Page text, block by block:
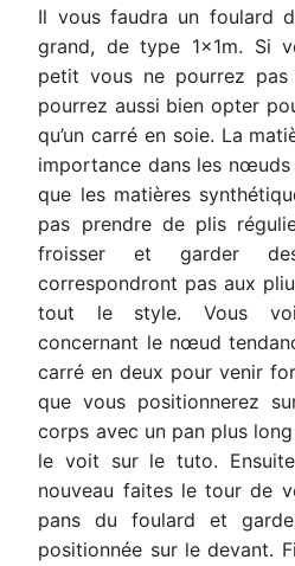
Il vous faudra un foulard
grand, de type 1x1m. Si
petit vous ne pourrez
pourrez aussi bien opter
qu’un carré en soie. La
importance dans les
que les matières
pas prendre de plis
froisser et garder
correspondront pas aux
tout le style. Vous
concernant le nœud
carré en deux pour venir
que vous positionnerez
corps avec un pan plus
le voit sur le tuto.
nouveau faites le tour de
pans du foulard et
positionnée sur le devant.